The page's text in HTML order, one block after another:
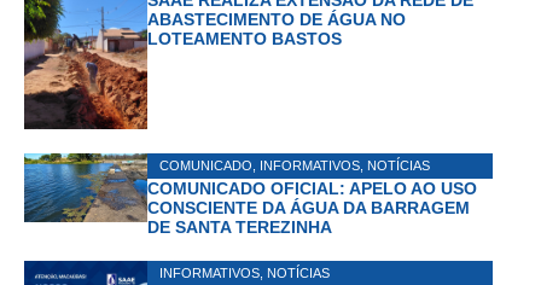
ABASTECIMENTO DE ÁGUA NO
LOTEAMENTO BASTOS
COMUNICADO INFORMATIVOS NOTÍCIAS
COMUNICADO OFICIAL: APELO AO USO
CONSCIENTE DA ÁGUA DA BARRAGEM
DE SANTA TEREZINHA
INFORMATIVOS NOTÍCIAS